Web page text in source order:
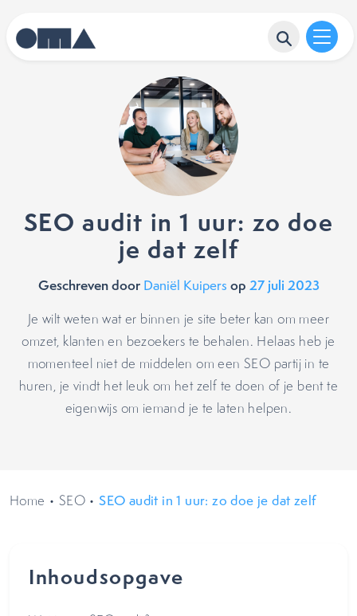
SEO audit in 1 uur: zo doe
je dat zelf
Geschreven door Daniël Kuipers op 27 juli 2023
Je wilt weten wat er binnen je site beter kan om meer
omzet, klanten en bezoekers te behalen. Helaas heb je
momenteel niet de middelen om een SEO partij in te
huren, je vindt het leuk om het zelf te doen of je bent te
eigenwijs om iemand je te laten helpen.
Home • SEO •SEO audit in 1 uur: zo doe je dat zelf
Inhoudsopgave